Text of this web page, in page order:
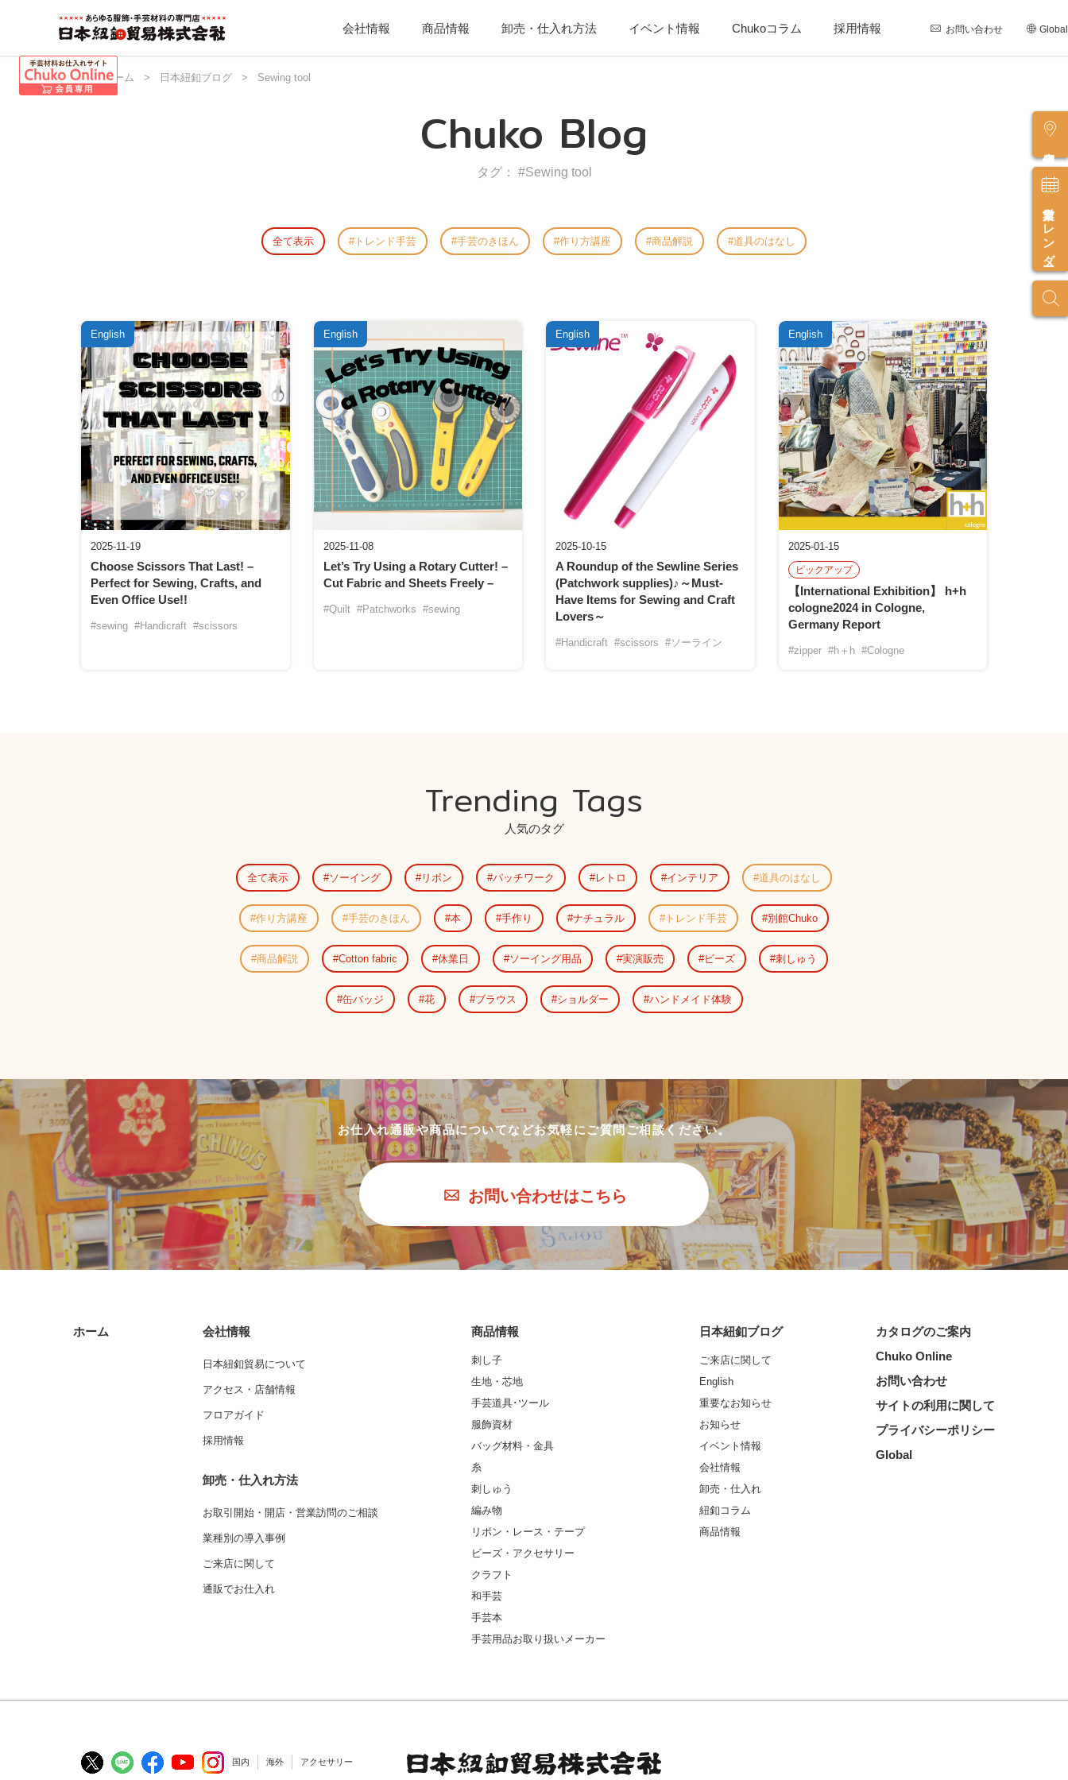
会社情報 商品情報 卸売・仕入れ方法 イベント情報 Chukoコラム 採用情報 お問い合わせ Global
営業カレンダー
日本紐釦 ホーム > 日本紐釦ブログ > Sewing tool
Chuko Blog
タグ： #Sewing tool
全て表示 トレンド手芸 手芸のきほん 作り方講座 商品解説 道具のはなし
2025-11-19
Choose Scissors That Last! –
Perfect for Sewing, Crafts, and
Even Office Use!!
#sewing #Handicraft #scissors
English
2025-11-08
Let’s Try Using a Rotary Cutter! –
Cut Fabric and Sheets Freely –
#Quilt #Patchworks #sewing
English
2025-10-15
A Roundup of the Sewline Series
(Patchwork supplies)♪～Must-
Have Items for Sewing and Craft
Lovers～
#Handicraft #scissors #ソーライン
English
2025-01-15
ピックアップ
【International Exhibition】 h+h
cologne2024 in Cologne,
Germany Report
#zipper #h＋h #Cologne
English
Trending Tags
人気のタグ
全て表示 ソーイング リボン パッチワーク レトロ インテリア 道具のはなし
作り方講座 手芸のきほん 本 手作り ナチュラル トレンド手芸 別館Chuko
商品解説 Cotton fabric 休業日 ソーイング用品 実演販売 ビーズ 刺しゅう
缶バッジ 花 ブラウス ショルダー ハンドメイド体験
お仕入れ通販や商品についてなどお気軽にご質問ご相談ください。
お問い合わせはこちら
ホーム 会社情報
日本紐釦貿易について
アクセス・店舗情報
フロアガイド
採用情報
卸売・仕入れ方法
お取引開始・開店・営業訪問のご相談
業種別の導入事例
ご来店に関して
通販でお仕入れ
商品情報
刺し子
生地・芯地
手芸道具･ツール
服飾資材
バッグ材料・金具
糸
刺しゅう
編み物
リボン・レース・テープ
ビーズ・アクセサリー
クラフト
和手芸
手芸本
手芸用品お取り扱いメーカー
日本紐釦ブログ
ご来店に関して
English
重要なお知らせ
お知らせ
イベント情報
会社情報
卸売・仕入れ
紐釦コラム
商品情報
カタログのご案内
Chuko Online
お問い合わせ
サイトの利用に関して
プライバシーポリシー
Global
国内 海外 アクセサリー